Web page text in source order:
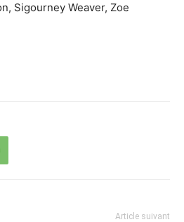
Sigourney Weaver, Zoe
Article suivant